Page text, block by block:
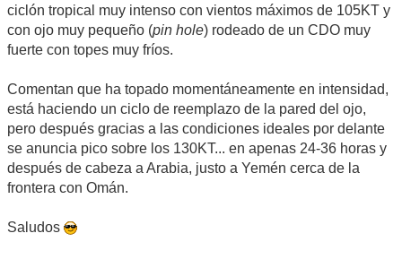
ciclón tropical muy intenso con vientos máximos de 105KT y
con ojo muy pequeño (pin hole) rodeado de un CDO muy
fuerte con topes muy fríos.
Comentan que ha topado momentáneamente en intensidad,
está haciendo un ciclo de reemplazo de la pared del ojo,
pero después gracias a las condiciones ideales por delante
se anuncia pico sobre los 130KT... en apenas 24-36 horas y
después de cabeza a Arabia, justo a Yemén cerca de la
frontera con Omán.
Saludos